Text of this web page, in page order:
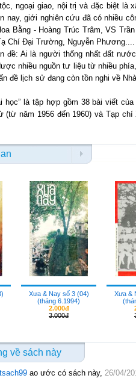
ngoại giao, nội trị và đặc biệt là
nay, giới nghiên cứu đã có nhiều
Bằng - Hoàng Trúc Trâm, VS
Chí Đại Trường, Nguyễn
đề: Ai là người thống nhất đất
nhiều nguồn tư liệu từ nhiều
đề lịch sử đang còn tồn nghi về
học” là tập hợp gồm 38 bài viết
năm 1956 đến 1960) và Tạp
Xưa & Nay số 3 (04)
(tháng 6.1994)
2.000đ
3.000đ
Xưa &
về sách này
ao ước có sách này, 26/04/